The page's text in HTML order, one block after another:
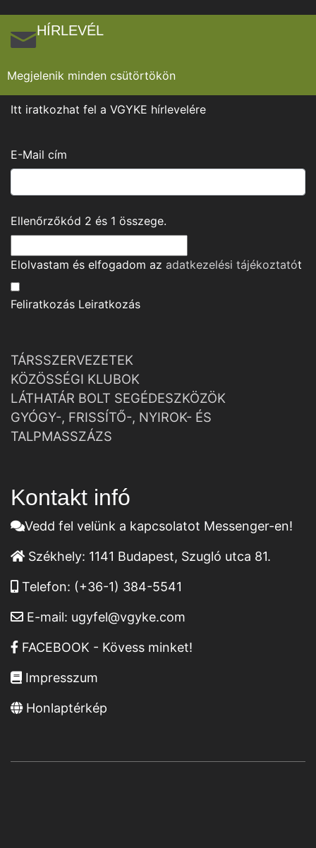
HÍRLEVÉL
Megjelenik minden csütörtökön
Itt iratkozhat fel a VGYKE hírlevelére
E-Mail cím
Ellenőrzőkód 2 és 1 összege.
Elolvastam és elfogadom az adatkezelési tájékoztatót
Feliratkozás Leiratkozás
TÁRSSZERVEZETEK
KÖZÖSSÉGI KLUBOK
LÁTHATÁR BOLT SEGÉDESZKÖZÖK
GYÓGY-, FRISSÍTŐ-, NYIROK- ÉS
TALPMASSZÁZS
Kontakt infó
Vedd fel velünk a kapcsolatot Messenger-en!
Székhely: 1141 Budapest, Szugló utca 81.
Telefon: (+36-1) 384-5541
E-mail: ugyfel@vgyke.com
FACEBOOK - Kövess minket!
Impresszum
Honlaptérkép